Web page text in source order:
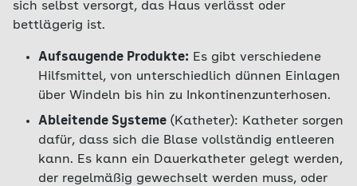
sich selbst versorgt, das Haus verlässt oder
bettlägerig ist.
Aufsaugende Produkte: Es gibt verschiedene
Hilfsmittel, von unterschiedlich dünnen Einlagen
über Windeln bis hin zu Inkontinenzunterhosen.
Ableitende Systeme (Katheter): Katheter sorgen
dafür, dass sich die Blase vollständig entleeren
kann. Es kann ein Dauerkatheter gelegt werden,
der regelmäßig gewechselt werden muss, oder